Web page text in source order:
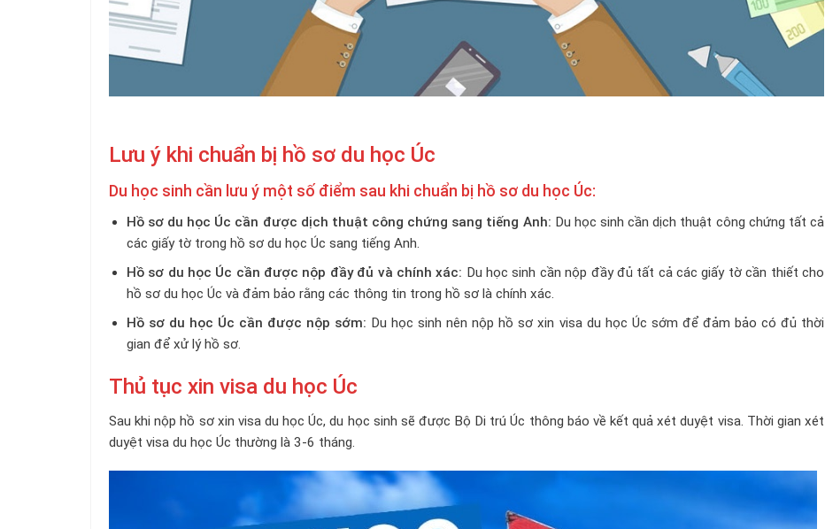
Lưu ý khi chuẩn bị hồ sơ du học Úc
Du học sinh cần lưu ý một số điểm sau khi chuẩn bị hồ sơ du học Úc:
Hồ sơ du học Úc cần được dịch thuật công chứng sang tiếng Anh: Du học sinh cần dịch thuật công chứng tất cả
các giấy tờ trong hồ sơ du học Úc sang tiếng Anh.
Hồ sơ du học Úc cần được nộp đầy đủ và chính xác: Du học sinh cần nộp đầy đủ tất cả các giấy tờ cần thiết cho
hồ sơ du học Úc và đảm bảo rằng các thông tin trong hồ sơ là chính xác.
Hồ sơ du học Úc cần được nộp sớm: Du học sinh nên nộp hồ sơ xin visa du học Úc sớm để đảm bảo có đủ thời
gian để xử lý hồ sơ.
Thủ tục xin visa du học Úc
Sau khi nộp hồ sơ xin visa du học Úc, du học sinh sẽ được Bộ Di trú Úc thông báo về kết quả xét duyệt visa. Thời gian xét
duyệt visa du học Úc thường là 3-6 tháng.